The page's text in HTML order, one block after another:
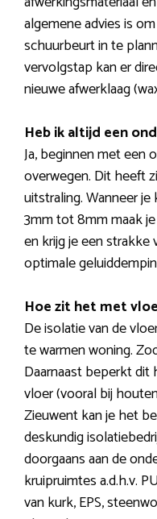
algemene advies is
schuurbeurt in te
vervolgstap kan er
nieuwe afwerklaag
Heb ik altijd een
Ja, beginnen met een
overwegen. Dit heeft
uitstraling. Wanneer
3mm tot 8mm maak
en krijg je een
optimale
Hoe zit het met
De isolatie van de
te warmen woning.
Daarnaast beperkt
vloer (vooral bij
Zieuwent kan je het
deskundig
doorgaans aan de
kruipruimtes a.d.h.v.
van kurk, EPS,